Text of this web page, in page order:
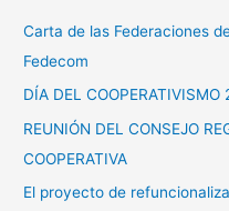
r
:
Carta de las Federaciones
Fedecom
DÍA DEL COOPERATIVISMO
REUNIÓN DEL CONSEJO
COOPERATIVA
El proyecto de